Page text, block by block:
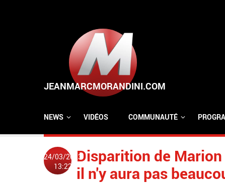
NEWS VIDÉOS COMMUNAUTÉ
24/03/2023
13:22
Disparition de
il n'y aura pas